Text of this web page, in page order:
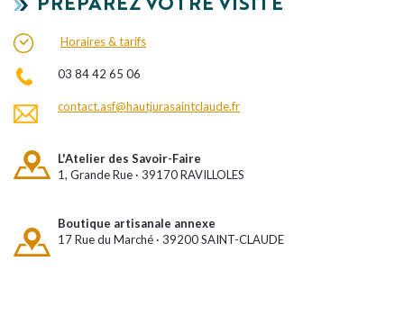
PRÉPAREZ VOTRE VISITE
Horaires & tarifs
03 84 42 65 06
contact.asf@hautjurasaintclaude.fr
L'Atelier des Savoir-Faire
1, Grande Rue · 39170 RAVILLOLES
Boutique artisanale annexe
17 Rue du Marché · 39200 SAINT-CLAUDE